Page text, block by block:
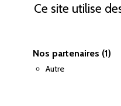
Ce site utilise
Nos partenaires (1)
Autre